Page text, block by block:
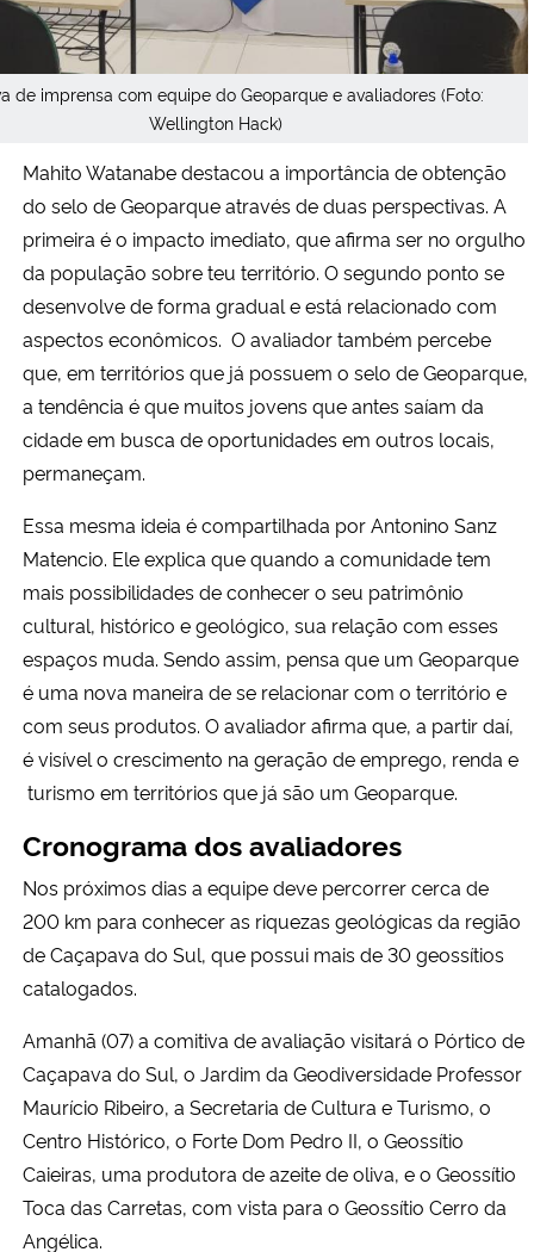
de imprensa com equipe do Geoparque e avaliadores (Foto:
Wellington Hack)
Mahito Watanabe destacou a importância de obtenção
do selo de Geoparque através de duas perspectivas. A
primeira é o impacto imediato, que afirma ser no orgulho
da população sobre teu território. O segundo ponto se
desenvolve de forma gradual e está relacionado com
aspectos econômicos. O avaliador também percebe
que, em territórios que já possuem o selo de Geoparque,
a tendência é que muitos jovens que antes saíam da
cidade em busca de oportunidades em outros locais,
permaneçam.
Essa mesma ideia é compartilhada por Antonino Sanz
Matencio. Ele explica que quando a comunidade tem
mais possibilidades de conhecer o seu patrimônio
cultural, histórico e geológico, sua relação com esses
espaços muda. Sendo assim, pensa que um Geoparque
é uma nova maneira de se relacionar com o território e
com seus produtos. O avaliador afirma que, a partir daí,
é visível o crescimento na geração de emprego, renda e
turismo em territórios que já são um Geoparque.
Cronograma dos avaliadores
Nos próximos dias a equipe deve percorrer cerca de
200 km para conhecer as riquezas geológicas da região
de Caçapava do Sul, que possui mais de 30 geossítios
catalogados.
Amanhã (07) a comitiva de avaliação visitará o Pórtico de
Caçapava do Sul, o Jardim da Geodiversidade Professor
Maurício Ribeiro, a Secretaria de Cultura e Turismo, o
Centro Histórico, o Forte Dom Pedro II, o Geossítio
Caieiras, uma produtora de azeite de oliva, e o Geossítio
Toca das Carretas, com vista para o Geossítio Cerro da
Angélica.